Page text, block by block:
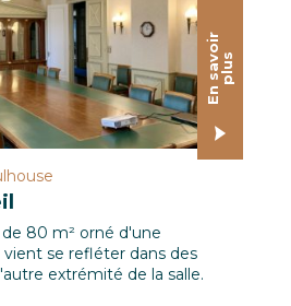
E
n
s
av
o
i
r
p
l
us
80 m² orné d'une
se refléter dans des
extrémité de la salle.